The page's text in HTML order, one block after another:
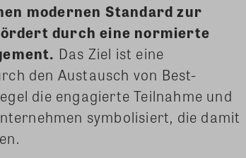
modernen Standard zur
durch eine normierte
Das Ziel ist eine
den Austausch von Best-
die engagierte Teilnahme und
symbolisiert, die damit